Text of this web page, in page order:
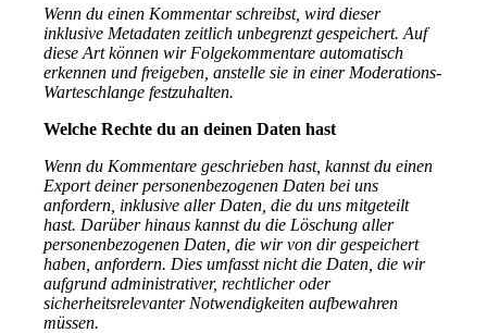
Wenn du einen Kommentar schreibst, wird dieser
inklusive Metadaten zeitlich unbegrenzt gespeichert. Auf
diese Art können wir Folgekommentare automatisch
erkennen und freigeben, anstelle sie in einer Moderations-
Warteschlange festzuhalten.
Welche Rechte du an deinen Daten hast
Wenn du Kommentare geschrieben hast, kannst du einen
Export deiner personenbezogenen Daten bei uns
anfordern, inklusive aller Daten, die du uns mitgeteilt
hast. Darüber hinaus kannst du die Löschung aller
personenbezogenen Daten, die wir von dir gespeichert
haben, anfordern. Dies umfasst nicht die Daten, die wir
aufgrund administrativer, rechtlicher oder
sicherheitsrelevanter Notwendigkeiten aufbewahren
müssen.